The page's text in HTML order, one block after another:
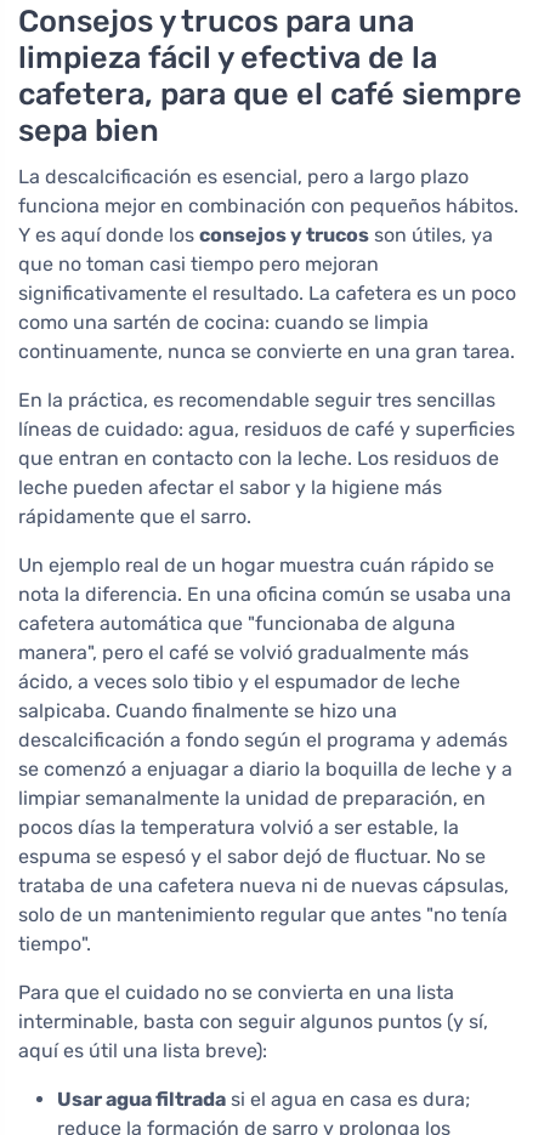
Consejos y trucos para una
limpieza fácil y efectiva de la
cafetera, para que el café siempre
sepa bien
La descalcificación es esencial, pero a largo plazo
funciona mejor en combinación con pequeños hábitos.
Y es aquí donde los consejos y trucos son útiles, ya
que no toman casi tiempo pero mejoran
significativamente el resultado. La cafetera es un poco
como una sartén de cocina: cuando se limpia
continuamente, nunca se convierte en una gran tarea.
En la práctica, es recomendable seguir tres sencillas
líneas de cuidado: agua, residuos de café y superficies
que entran en contacto con la leche. Los residuos de
leche pueden afectar el sabor y la higiene más
rápidamente que el sarro.
Un ejemplo real de un hogar muestra cuán rápido se
nota la diferencia. En una oficina común se usaba una
cafetera automática que "funcionaba de alguna
manera", pero el café se volvió gradualmente más
ácido, a veces solo tibio y el espumador de leche
salpicaba. Cuando finalmente se hizo una
descalcificación a fondo según el programa y además
se comenzó a enjuagar a diario la boquilla de leche y a
limpiar semanalmente la unidad de preparación, en
pocos días la temperatura volvió a ser estable, la
espuma se espesó y el sabor dejó de fluctuar. No se
trataba de una cafetera nueva ni de nuevas cápsulas,
solo de un mantenimiento regular que antes "no tenía
tiempo".
Para que el cuidado no se convierta en una lista
interminable, basta con seguir algunos puntos (y sí,
aquí es útil una lista breve):
Usar agua filtrada si el agua en casa es dura;
reduce la formación de sarro y prolonga los